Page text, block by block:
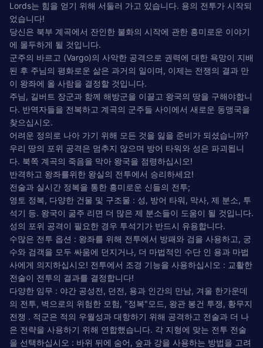
Lords는 힘을 얻기 위해 서둘러 가고 있습니다. 용의 전투가 시작되
었습니다!
당신은 북부 계곡에서 잔인한 불화의 시작에 관한 흥미로운 이야기
에 몰두하게 될 것입니다.
군주의 바르고 (Vargo)의 사악한 공격으로 권력에 대한 욕망이 지배
된 후 주님의 평화로운 삶은 과거의 일이며, 이제는 전쟁의 결과 만
이 왕좌에 올 사람을 결정할 것입니다.
주님, 길버트 장군과 함께 해방군을 이끌고 왕국의 땅을 구해야합니
다. 반역자들을 전복하고 계곡의 군주들 사이에서 새로운 동맹국을
찾으십시오.
어려운 정의로 나아 가기 위해 모든 것을 잃을 준비가 되셨습니까?
우리 땅의 포위 공격은 멈추지 않으며 방어 타워와 성은 파괴됩니
다. 북쪽 계곡의 죽음을 막아 왕국을 점령하십시오!
반격하고 왕좌를위한 왕실의 전투에서 승리하세요!
전술과 실시간 정복을 통한 흥미로운 신들의 전투;
영토 정복, 다양한 건물 및 구조물 : 성, 방어 타워, 막사, 제 분소, 투
석기 등. 왕국이 굶주 리면 더 많은 제 분소들이 도움이 될 것입니다.
성의 포위 공격이 필요한 경우 투석기가 반드시 유용합니다.
수많은 전투 옵션 : 왕좌를 위해 전투에서 방패와 검을 사용하고, 궁
수와 검객을 모두 싸움에 던지거나, 더 마법적인 수단 인 용과 마법
사에게 의지하십시오! 전투에서 조경 기능을 사용하십시오 : 교활한
전술이 전투의 결과를 결정합니다!
다양한 임무 : 야간 공성전, 던전, 용과 인간의 만남, 겨울 한가운데
의 전투, 벽으로의 위험한 모험, "정복"모드, 왕관 봉건 투쟁, 황무지
전쟁 . 적군은 적의 우월성과 대항하기 위해 공격하고 전술과 더 나
은 전략을 사용하기 위해 연합했습니다. 각 지형에 맞는 전투 전술
을 선택하십시오 : 바위 뒤에 숨어, 숲과 강을 사용하는 방법을 고려